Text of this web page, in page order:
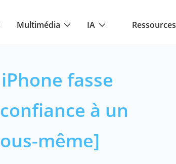
Multimédia IA Ressources
fasse
à un
même]